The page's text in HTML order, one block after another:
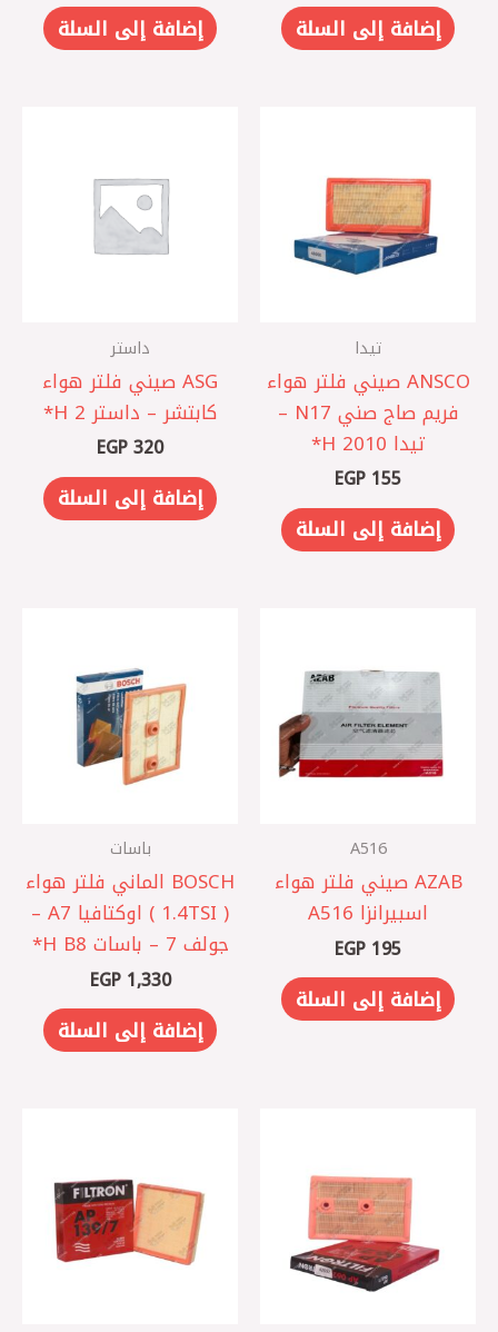
إضافة إلى السلة إضافة إلى السلة
تيدا
‏ANSCO صيني فلتر هواء
فريم صاج صني N17 –
تيدا 2010 ‏H*
EGP 155
إضافة إلى السلة
داستر
ASG صيني فلتر هواء
كابتشر – داستر 2 H*
EGP320
إضافة إلى السلة
A516
AZAB صيني فلتر هواء
اسبيرانزا A516
EGP 195
إضافة إلى السلة
باسات
BOSCH الماني فلتر هواء
( 1.4TSI ) اوكتافيا A7 –
جولف 7 – باسات B8 ‏H*
EGP1,330
إضافة إلى السلة